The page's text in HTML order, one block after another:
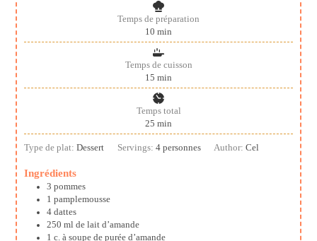
Temps de préparation
10 minutes
min
Temps de cuisson
15 minutes
min
Temps total
25 minutes
min
Type de plat:Dessert Servings: 4 personnes Author: Cel
Ingrédients
3 pommes
1pamplemousse
4 dattes
250 ml de lait d’amande
1 c. à soupe de purée d’amande